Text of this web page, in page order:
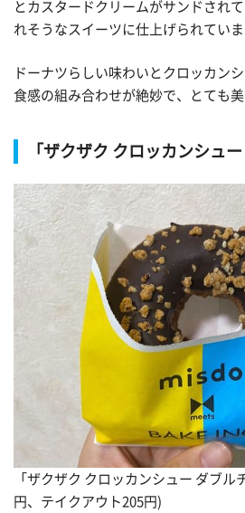
とカスタードクリームがサンドされ
れそうなスイーツに仕上げられていま
ドーナツらしい味わいとクロッカン
食感の組み合わせが絶妙で、とても
「ザクザク クロッカンシュー
「ザクザク クロッカンシュー ダブル
円、テイクアウト205円)